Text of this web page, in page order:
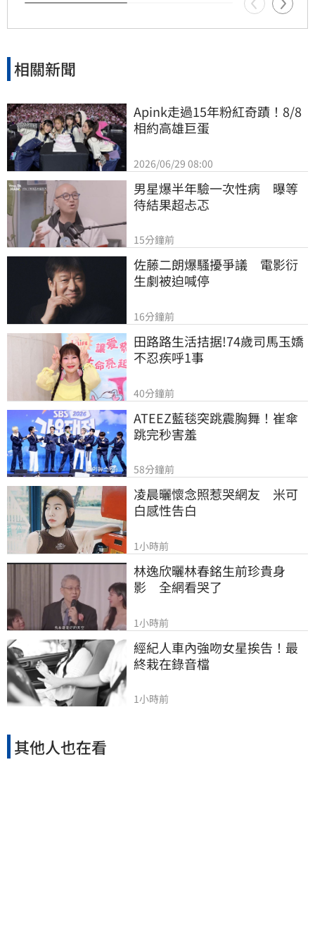
相關新聞
Apink走過15年粉紅奇蹟！8/8
相約高雄巨蛋
2026/06/29 08:00
男星爆半年驗一次性病　曝等
待結果超忐忑
15分鐘前
佐藤二朗爆騷擾爭議　電影衍
生劇被迫喊停
16分鐘前
田路路生活拮据!74歲司馬玉嬌
不忍疾呼1事
40分鐘前
ATEEZ藍毯突跳震胸舞！崔傘
跳完秒害羞
58分鐘前
凌晨曬懷念照惹哭網友　米可
白感性告白
1小時前
林逸欣曬林春銘生前珍貴身
影　全網看哭了
1小時前
經紀人車內強吻女星挨告！最
終栽在錄音檔
1小時前
其他人也在看